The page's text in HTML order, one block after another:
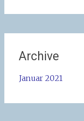
Archive
Januar 2021